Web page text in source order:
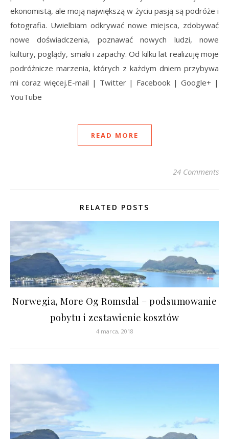
ekonomistą, ale moją największą w życiu pasją są podróże i
fotografia. Uwielbiam odkrywać nowe miejsca, zdobywać
nowe doświadczenia, poznawać nowych ludzi, nowe
kultury, poglądy, smaki i zapachy. Od kilku lat realizuję moje
podróżnicze marzenia, których z każdym dniem przybywa
mi coraz więcej.E-mail | Twitter | Facebook | Google+ |
YouTube
READ MORE
24 Comments
RELATED POSTS
Norwegia, More Og Romsdal – podsumowanie
pobytu i zestawienie kosztów
4 marca, 2018